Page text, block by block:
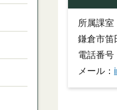
所属課室
鎌倉市笛
電話番号
メール：